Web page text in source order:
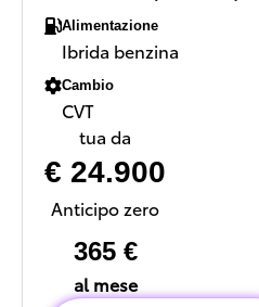
Alimentazione
Ibrida benzina
Cambio
CVT
tua da
€ 24.900
Anticipo zero
365 €
al mese